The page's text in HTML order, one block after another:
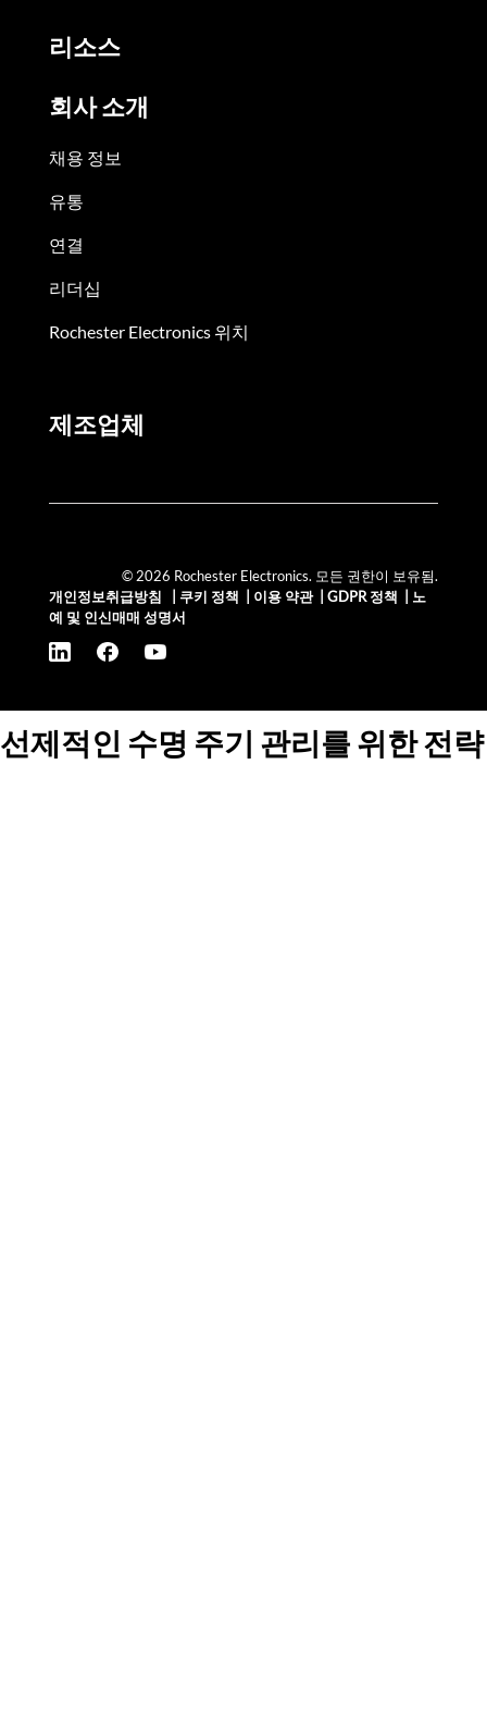
리소스
회사 소개
채용 정보
유통
연결
리더십
Rochester Electronics 위치
제조업체
© 2026 Rochester Electronics. 모든 권한이 보유됨.
개인정보취급방침
쿠키 정책 이용 약관| GDPR 정책
노
예 및 인신매매 성명서
선제적인 수명 주기 관리를 위한 전략